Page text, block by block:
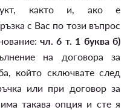
както и, ако е
с Вас по този въпрос
чл. 6 т. 1 буква б)
на договора за
който сключвате след
или при договор за
такава опция и сте я